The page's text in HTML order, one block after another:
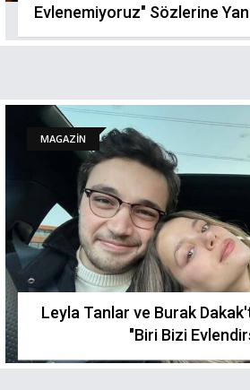
Evlenemiyoruz" Sözlerine
MAGAZİN
Leyla Tanlar ve Burak
"Biri Bizi